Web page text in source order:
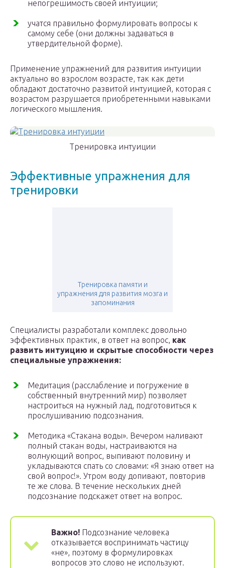
непогрешимость своей интуиции;
учатся правильно формулировать вопросы к
самому себе (они должны задаваться в
утвердительной форме).
Применение упражнений для развития интуиции
актуально во взрослом возрасте, так как дети
обладают достаточно развитой интуицией, которая с
возрастом разрушается приобретенными навыками
логического мышления.
Тренировка интуиции
Эффективные упражнения для
тренировки
Тренировка памяти и
упражнения для развития мозга и
запоминания
Специалисты разработали комплекс довольно
эффективных практик, в ответ на вопрос, как
развить интуицию и скрытые способности через
специальные упражнения:
Медитация (расслабление и погружение в
собственный внутренний мир) позволяет
настроиться на нужный лад, подготовиться к
прослушиванию подсознания.
Методика «Стакана воды». Вечером наливают
полный стакан воды, настраиваются на
волнующий вопрос, выпивают половину и
укладываются спать со словами: «Я знаю ответ на
свой вопрос!». Утром воду допивают, повторив
те же слова. В течение нескольких дней
подсознание подскажет ответ на вопрос.
Важно! Подсознание человека
отказывается воспринимать частицу
«не», поэтому в формулировках
вопросов это слово не используют.